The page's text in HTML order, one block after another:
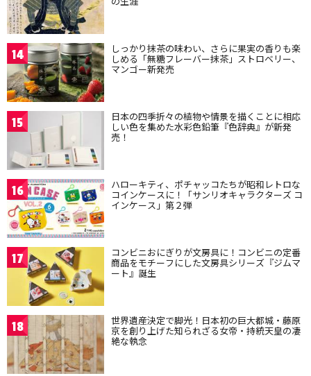
14 しっかり抹茶の味わい、さらに果実の香りも楽
しめる「無糖フレーバー抹茶」ストロベリー、
マンゴー新発売
15 日本の四季折々の植物や情景を描くことに相応
しい色を集めた水彩色鉛筆『色辞典』が新発
売！
16 ハローキティ、ポチャッコたちが昭和レトロな
コインケースに！「サンリオキャラクターズ コ
インケース」第２弾
17 コンビニおにぎりが文房具に！コンビニの定番
商品をモチーフにした文房具シリーズ『ジムマ
ート』誕生
18 世界遺産決定で脚光！日本初の巨大都城・藤原
京を創り上げた知られざる女帝・持統天皇の凄
絶な執念